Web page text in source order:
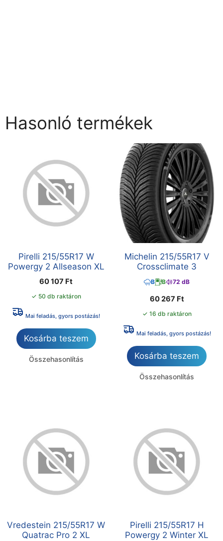
Hasonló termékek
Pirelli 215/55R17 W
Powergy 2 Allseason XL
60 107 Ft
✓ 50 db raktáron
Mai feladás, gyors postázás!
Kosárba teszem
Összehasonlítás
Michelin 215/55R17 V
Crossclimate 3
B B 72 dB
60 267 Ft
✓ 16 db raktáron
Mai feladás, gyors postázás!
Kosárba teszem
Összehasonlítás
Vredestein 215/55R17 W
Quatrac Pro 2 XL
Pirelli 215/55R17 H
Powergy 2 Winter XL